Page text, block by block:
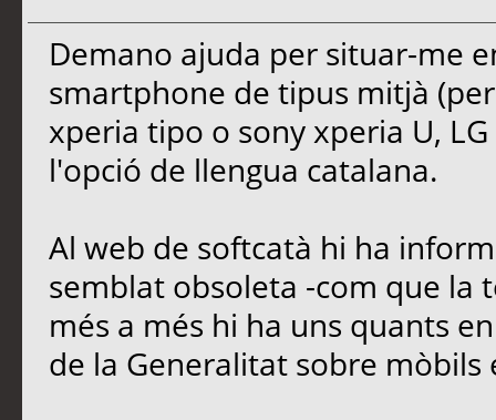
Demano ajuda per situar-me
smartphone de tipus mitjà
xperia tipo o sony xperia U,
l'opció de llengua catalana.
Al web de softcatà hi ha
semblat obsoleta -com que la
més a més hi ha uns quants
de la Generalitat sobre mòbils